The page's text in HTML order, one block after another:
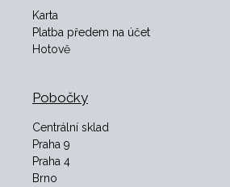
Karta
Platba předem na účet
Hotově
Pobočky
Centrální sklad
Praha 9
Praha 4
Brno